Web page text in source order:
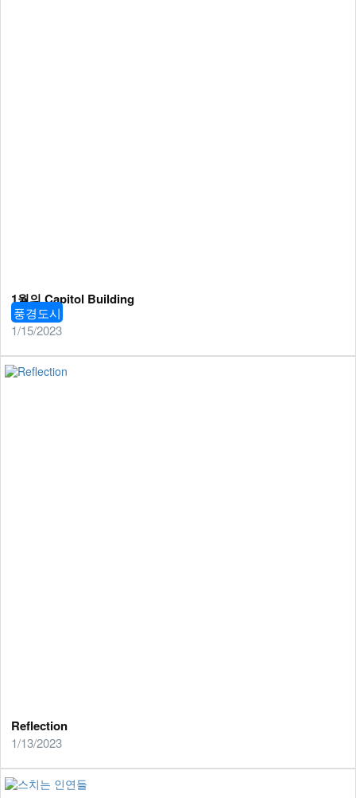
1월의 Capitol Building
풍경도시
1/15/2023
Reflection
1/13/2023